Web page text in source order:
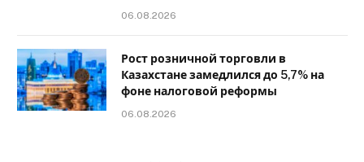
06.08.2026
Рост розничной торговли в
Казахстане замедлился до 5,7% на
фоне налоговой реформы
06.08.2026